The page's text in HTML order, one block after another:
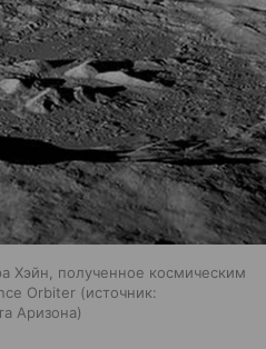
Хэйн, полученное космическим
Orbiter
источник:
Аризона